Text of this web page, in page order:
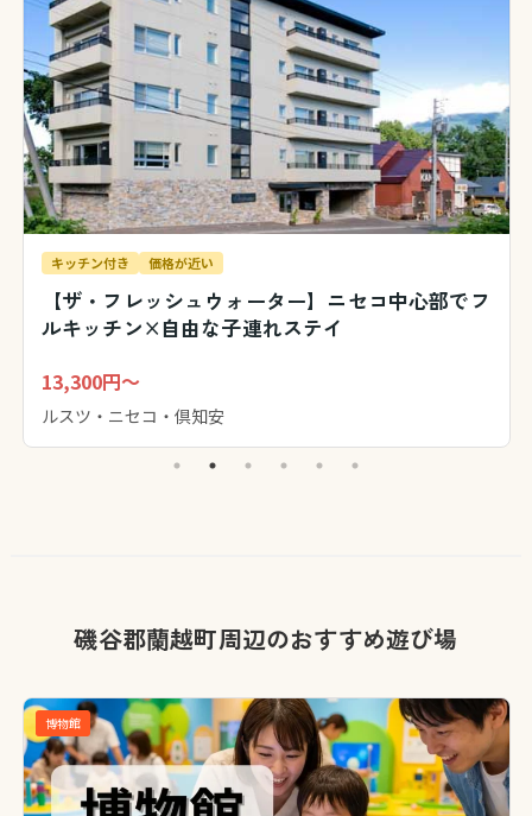
キッチン付き 価格が近い
【ザ・フレッシュウォーター】ニセコ中心部でフ
ルキッチン×自由な子連れステイ
13,300円～
ルスツ・ニセコ・倶知安
磯谷郡蘭越町周辺のおすすめ遊び場
博物館